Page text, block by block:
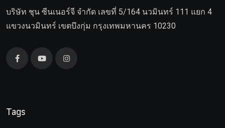
บริษัท ชุน ซีนเนอร์จี จำกัด เลขที่ 5/164 นวมินทร์ 111 แยก 4
แขวงนวมินทร์ เขตบึงกุ่ม กรุงเทพมหานคร 10230
Tags